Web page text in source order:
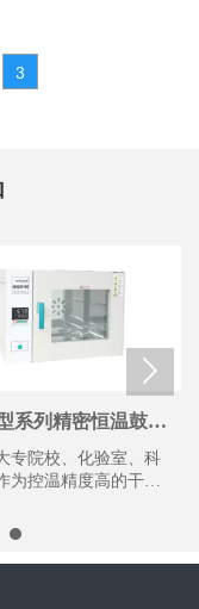
3
系列精密恒温鼓风
干燥箱
专院校、化验室、科
为控温精度高的干
